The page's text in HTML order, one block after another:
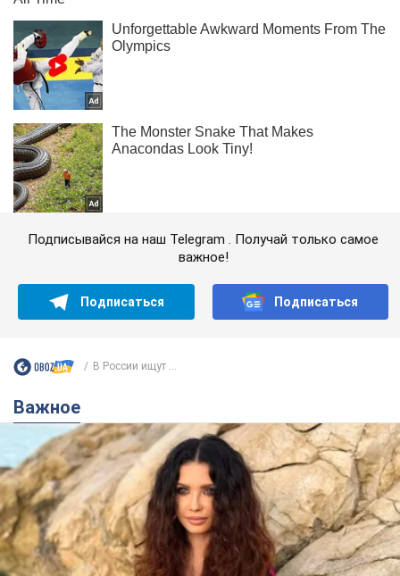
Подписывайся на наш Telegram . Получай только самое
важное!
Подписаться Подписаться
В России ищут ...
Важное